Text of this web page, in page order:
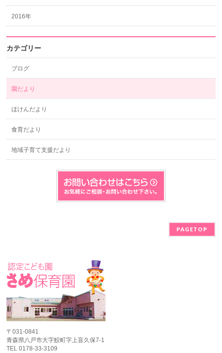
2016年
カテゴリー
ブログ
園だより
ほけんだより
食育だより
地域子育て支援だより
PAGETOP
〒031-0841
青森県八戸市大字鮫町字上盲久保7-1
TEL 0178-33-3109